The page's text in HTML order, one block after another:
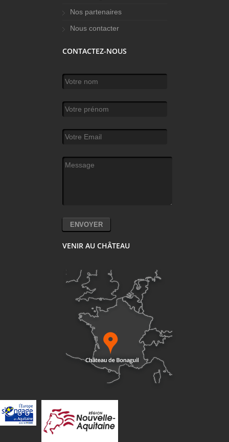
Nos partenaires
Nous contacter
CONTACTEZ-NOUS
Votre nom
Votre prénom
Votre Email
Message
VENIR AU CHÂTEAU